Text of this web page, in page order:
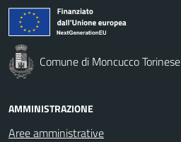
Comune di Moncucco Torinese
AMMINISTRAZIONE
Aree amministrative